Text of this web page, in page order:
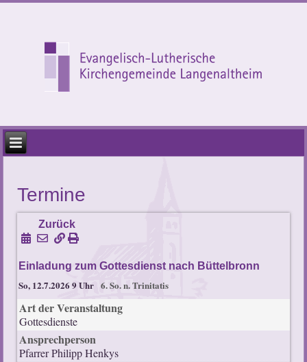
Termine
Zurück
Einladung zum Gottesdienst nach Büttelbronn
So, 12.7.2026 9 Uhr 6. So. n. Trinitatis
Art der Veranstaltung
Gottesdienste
Ansprechperson
Pfarrer Philipp Henkys